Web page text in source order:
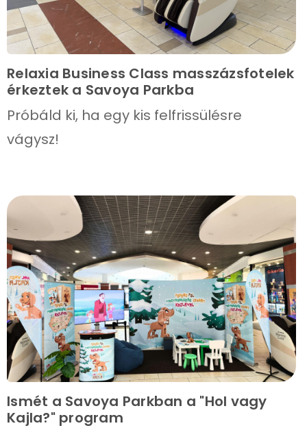
Relaxia Business Class masszázsfotelek
érkeztek a Savoya Parkba
Próbáld ki, ha egy kis felfrissülésre
vágysz!
Ismét a Savoya Parkban a "Hol vagy
Kajla?" program